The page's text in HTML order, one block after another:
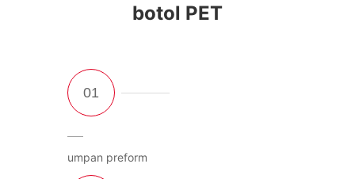
botol PET
umpan preform